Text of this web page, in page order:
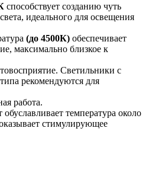
способствует созданию чуть
идеального для освещения
(до 4500К) обеспечивает
максимально близкое к
Светильники с
рекомендуются для
работа.
температура около
стимулирующее